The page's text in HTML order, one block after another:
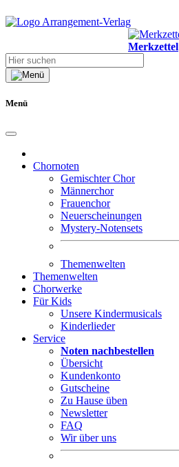
Merkzettel
Menü
Chornoten
Gemischter Chor
Männerchor
Frauenchor
Neuerscheinungen
Mystery-Notensets
Themenwelten
Themenwelten
Chorwerke
Für Kids
Unsere Kindermusicals
Kinderlieder
Service
Noten nachbestellen
Übersicht
Kundenkonto
Gutscheine
Zu Hause üben
Newsletter
FAQ
Wir über uns